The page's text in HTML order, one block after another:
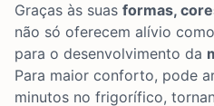
Graças às suas formas,
não só oferecem alívio
para o desenvolvimento da
Para maior conforto, pode
minutos no frigorífico,